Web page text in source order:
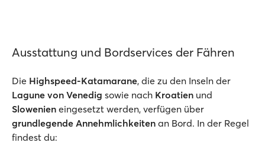
Ausstattung und Bordservices der Fähren
Die Highspeed-Katamarane, die zu den Inseln der
Lagune von Venedig sowie nach Kroatien und
Slowenien eingesetzt werden, verfügen über
grundlegende Annehmlichkeiten an Bord. In der Regel
findest du: